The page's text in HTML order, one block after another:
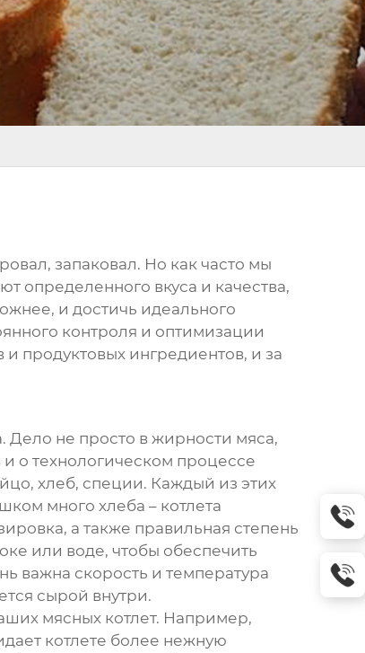
запаковал. Но как часто мы
определенного вкуса и качества,
и достичь идеального
контроля и оптимизации
продуктовых ингредиентов, и за
Дело не просто в жирности мяса,
о технологическом процессе
хлеб, специи. Каждый из этих
много хлеба – котлета
а также правильная степень
или воде, чтобы обеспечить
важна скорость и температура
сырой внутри.
мясных котлет. Например,
котлете более нежную